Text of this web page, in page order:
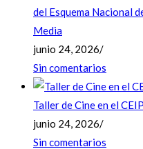
del Esquema Nacional
Media
junio 24, 2026/
Sin comentarios
Taller de Cine en el
junio 24, 2026/
Sin comentarios